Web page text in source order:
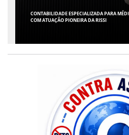
EM SERGIPE
FLÁVIO
CHAPA